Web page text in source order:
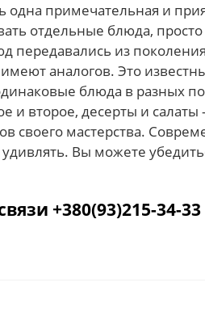
одна примечательная и
отдельные блюда,
передавались из
аналогов. Это
блюда в разных
и второе, десерты и
своего мастерства.
Вы можете
+380(93)215-34-33